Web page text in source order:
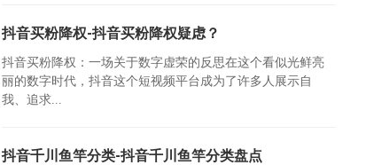
抖音买粉降权-抖音买粉降权疑虑？
抖音买粉降权：一场关于数字虚荣的反思在这个看似光鲜亮
丽的数字时代，抖音这个短视频平台成为了许多人展示自
我、追求...
抖音千川鱼竿分类-抖音千川鱼竿分类盘点